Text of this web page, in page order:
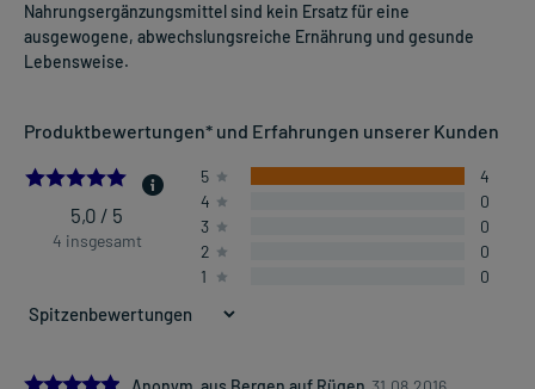
Nahrungsergänzungsmittel sind kein Ersatz für eine
ausgewogene, abwechslungsreiche Ernährung und gesunde
Lebensweise.
Produktbewertungen* und Erfahrungen unserer Kunden
5.0
5,0 / 5
4 insgesamt
5
4
4
0
3
0
2
0
1
0
5.0